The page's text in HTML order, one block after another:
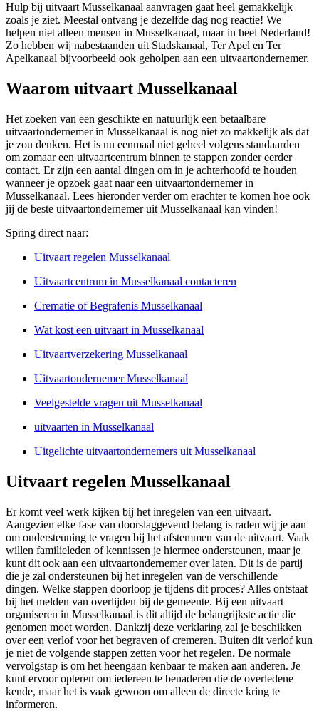
Hulp bij uitvaart Musselkanaal aanvragen gaat heel gemakkelijk
zoals je ziet. Meestal ontvang je dezelfde dag nog reactie! We
helpen niet alleen mensen in Musselkanaal, maar in heel Nederland!
Zo hebben wij nabestaanden uit Stadskanaal, Ter Apel en Ter
Apelkanaal bijvoorbeeld ook geholpen aan een uitvaartondernemer.
Waarom uitvaart Musselkanaal
Het zoeken van een geschikte en natuurlijk een betaalbare
uitvaartondernemer in Musselkanaal is nog niet zo makkelijk als dat
je zou denken. Het is nu eenmaal niet geheel volgens standaarden
om zomaar een uitvaartcentrum binnen te stappen zonder eerder
contact. Er zijn een aantal dingen om in je achterhoofd te houden
wanneer je opzoek gaat naar een uitvaartondernemer in
Musselkanaal. Lees hieronder verder om erachter te komen hoe ook
jij de beste uitvaartondernemer uit Musselkanaal kan vinden!
Spring direct naar:
Uitvaart regelen Musselkanaal
Uitvaartcentrum in Musselkanaal contacteren
Crematie of Begrafenis Musselkanaal
Wat kost een uitvaart in Musselkanaal
Uitvaartverzekering Musselkanaal
Uitvaartondernemer Musselkanaal
Veelgestelde vragen uit Musselkanaal
uitvaarten in Musselkanaal
Uitgelichte uitvaartondernemers uit Musselkanaal
Uitvaart regelen Musselkanaal
Er komt veel werk kijken bij het inregelen van een uitvaart.
Aangezien elke fase van doorslaggevend belang is raden wij je aan
om ondersteuning te vragen bij het afstemmen van de uitvaart. Vaak
willen familieleden of kennissen je hiermee ondersteunen, maar je
kunt dit ook aan een uitvaartondernemer over laten. Dit is de partij
die je zal ondersteunen bij het inregelen van de verschillende
dingen. Welke stappen doorloop je tijdens dit proces? Alles ontstaat
bij het melden van overlijden bij de gemeente. Bij een uitvaart
organiseren in Musselkanaal is dit altijd de belangrijkste actie die
genomen moet worden. Dankzij deze verklaring zal je beschikken
over een verlof voor het begraven of cremeren. Buiten dit verlof kun
je niet de volgende stappen zetten voor het regelen. De normale
vervolgstap is om het heengaan kenbaar te maken aan anderen. Je
kunt ervoor opteren om iedereen te benaderen die de overledene
kende, maar het is vaak gewoon om alleen de directe kring te
informeren.